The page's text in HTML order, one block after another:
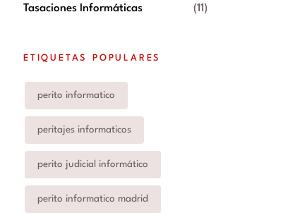
Tasaciones Informáticas (11)
ETIQUETAS POPULARES
perito informatico
peritajes informaticos
perito judicial informático
perito informatico madrid